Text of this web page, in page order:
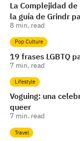
La Complejidad
la guía de Grindr
8 min. read
Pop Culture
19 frases LGBTQ
7 min. read
Lifestyle
Voguing: una
queer
7 min. read
Travel